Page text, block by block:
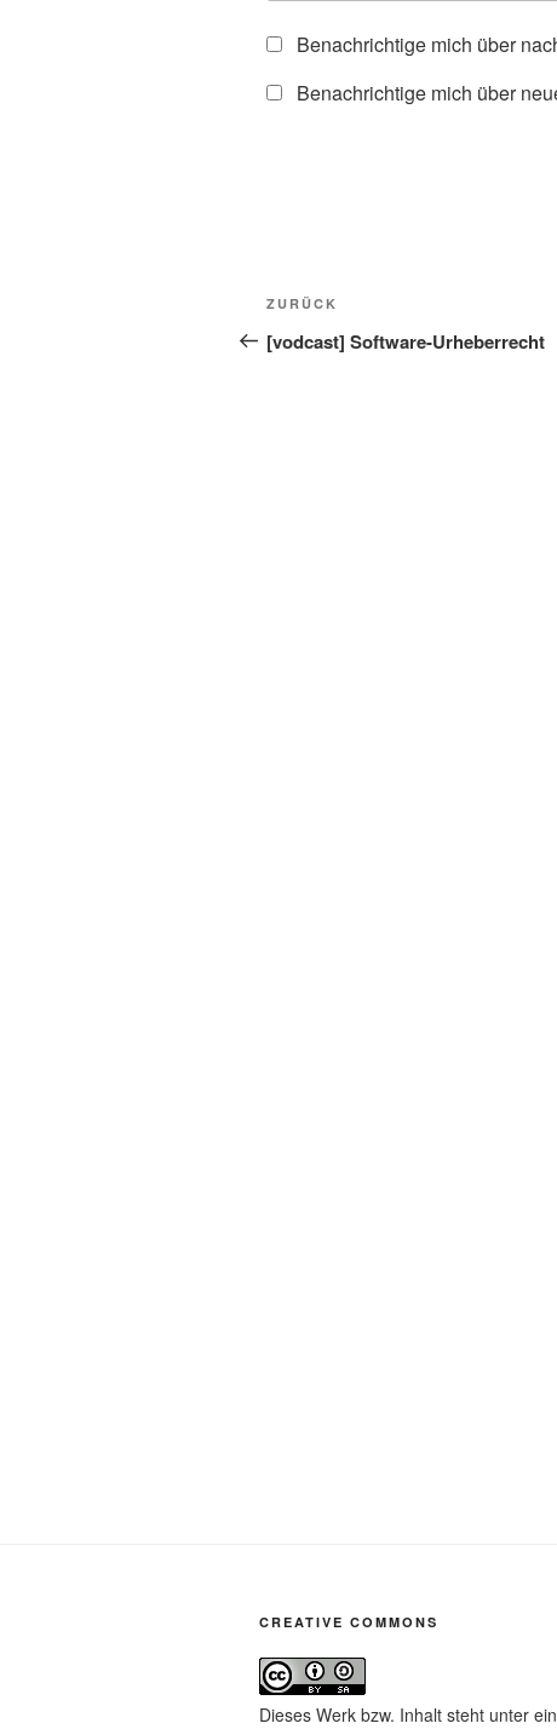
Benachrichtige mich über
Benachrichtige mich über
Beitragsnavigation
Vorheriger
Beitrag
ZURÜCK
[vodcast] Software-Urheberrecht
CREATIVE COMMONS
Dieses Werk bzw. Inhalt steht unter